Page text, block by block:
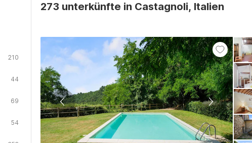
210
44
69
54
273 unterkünfte in Castagnoli, Italien